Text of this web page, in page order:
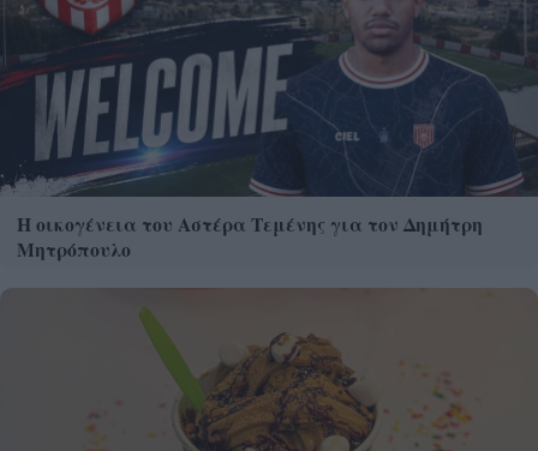
Η οικογένεια του Αστέρα Τεμένης για τον Δημήτρη
Μητρόπουλο